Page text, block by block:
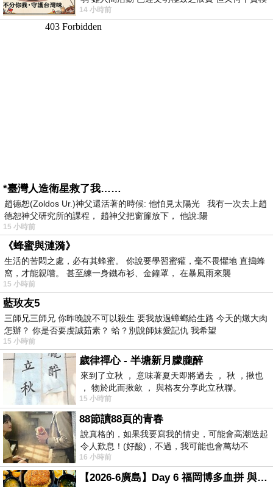
者 只能白白陪葬
14 小時前
*臺灣人造衛星救了我……
趙德恕(Zoldos Ur.)神父還活著的時候: 他怕見太陽光 我有一次去上趙
德恕神父研究所的課程， 趙神父把窗簾放下， 他說:陽
15 小時前
《蜂蜜與漣漪》
生活的苦悶之處，必有其蜂蜜。 你說要學習蜜獾，毫不畏懼地 直搗蜂
窩，才能親嚐。 甚至練一身鐵布衫、金鐘罩， 在暴風雨來襲
15 小時前
藍玫友5
三師兄三師兄 你昨晚說不可以殺生 要我放過蟑螂給生路 今天的燉大肉
怎辦？ 你是否要虔誠茹素？ 蛤？別說師妹愛記仇 我希望
15 小時前
歲律禪心 - 半塘新月朦朧醉
來到了立秋 ， 意味著夏天即將過去 ， 秋 ，揪也
， 物於此而揪歛 ， 與格友分享此立秋聯。
15 小時前
88節讀88頁的青春
說真格的，如果我要寫我的情史，可能會高潮迭起
令人歎息！(好酸)，不過，我可能也會萬劫不
復...，每天跪鍵盤還是被判了花心的罪
16 小時前
【2026-6廣島】Day 6 福岡博多血拼 與機場接送少年司機深夜對談